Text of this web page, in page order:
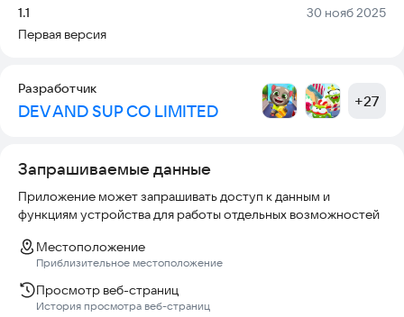
Особенности игры:
👻 Атмосферная хоррор-стилистика
🎨 Полная свобода творчества
🧛‍♀️ Создание персонажей в разных стилях: готика, монстры,
ведьмы и др.
🌟 Легкая, расслабляющая игра для всех возрастов
Создавайте самые страшные и оригинальные образы в
Версия:
1.1 Дата:
30 нояб 2025
Первая версия
Разработчик
DEV AND SUP CO LIMITED +27
Запрашиваемые данные
Приложение может запрашивать доступ к данным и
функциям устройства для работы отдельных возможностей
Местоположение
Приблизительное местоположение
Просмотр веб-страниц
История просмотра веб-страниц